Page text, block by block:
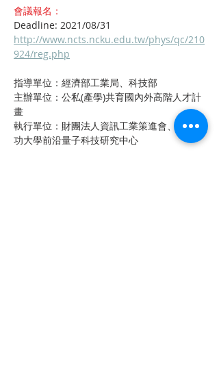
會議報名：
Deadline: 2021/08/31
http://www.ncts.ncku.edu.tw/phys/qc/210
924/reg.php
指導單位：經濟部工業局、科技部
主辦單位：公私(產學)共育國內外高階人才計
畫
執行單位：財團法人資訊工業策進會、國立成
功大學前沿量子科技研究中心